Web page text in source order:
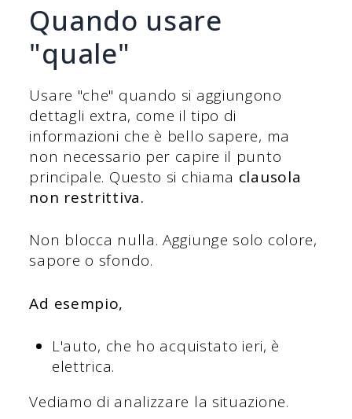
Quando usare
"quale"
Usare "che" quando si aggiungono
dettagli extra, come il tipo di
informazioni che è bello sapere, ma
non necessario per capire il punto
principale. Questo si chiama clausola
non restrittiva.
Non blocca nulla. Aggiunge solo colore,
sapore o sfondo.
Ad esempio,
L'auto, che ho acquistato ieri, è
elettrica.
Vediamo di analizzare la situazione.